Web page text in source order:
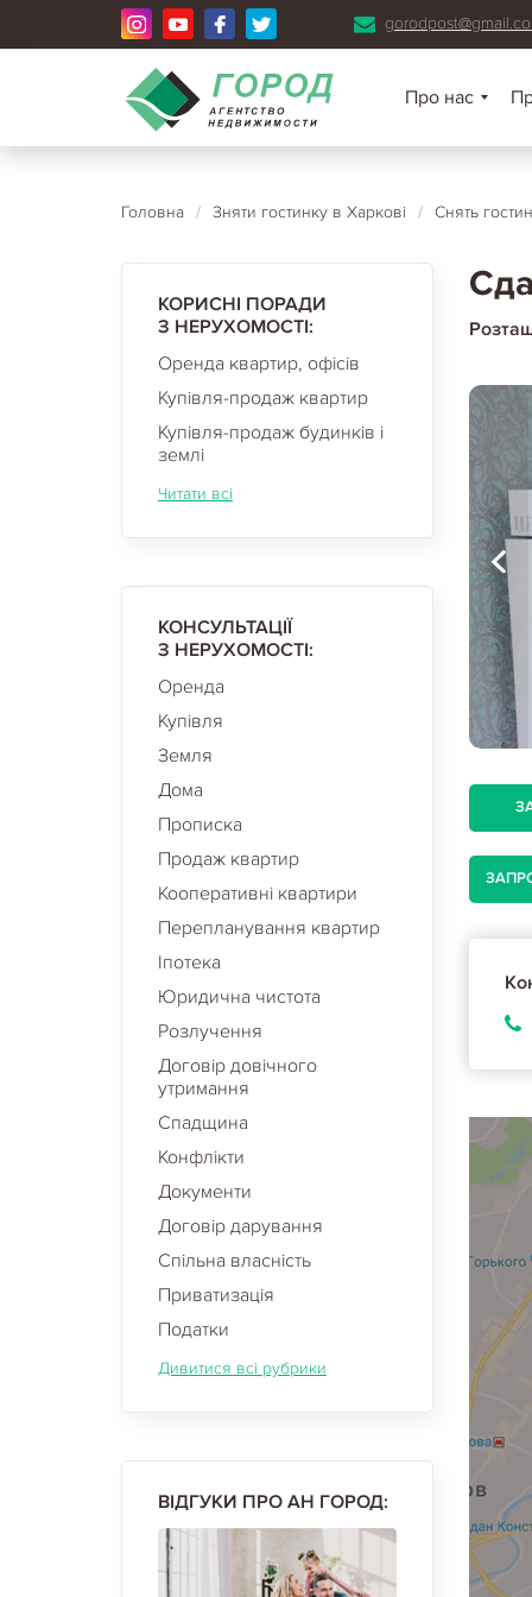
Про нас
Головна / Зняти гостинку в Харкові / Снять
КОРИСНІ ПОРАДИ
З НЕРУХОМОСТІ:
Оренда квартир, офісів
Купівля-продаж квартир
Купівля-продаж будинків і
землі
Читати всі
КОНСУЛЬТАЦІЇ
З НЕРУХОМОСТІ:
Оренда
Купівля
Земля
Дома
Прописка
Продаж квартир
Кооперативні квартири
Перепланування квартир
Іпотека
Юридична чистота
Розлучення
Договір довічного
утримання
Спадщина
Конфлікти
Документи
Договір дарування
Спільна власність
Приватизація
Податки
Дивитися всі рубрики
ВІДГУКИ ПРО АН ГОРОД: